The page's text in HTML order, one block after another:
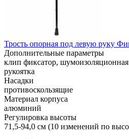
Трость опорная под левую руку
Дополнительные параметры
клип фиксатор, шумоизоляционная
рукоятка
Насадки
противоскользящие
Материал корпуса
алюминий
Регулировка высоты
71,5-94,0 см (10 изменений по